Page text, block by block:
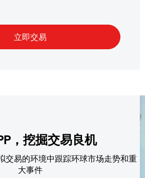
，挖掘交易良机
交易的环境中跟踪环球市场走势和重
大事件